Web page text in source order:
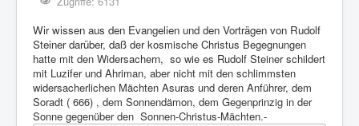
Wir wissen aus den Evangelien und den Vorträgen von Rudolf
Steiner darüber, daß der kosmische Christus Begegnungen
hatte mit den Widersachern, so wie es Rudolf Steiner schildert
mit Luzifer und Ahriman, aber nicht mit den schlimmsten
widersacherlichen Mächten Asuras und deren Anführer, dem
Soradt ( 666) , dem Sonnendämon, dem Gegenprinzig in der
Sonne gegenüber den Sonnen-Christus-Mächten.-